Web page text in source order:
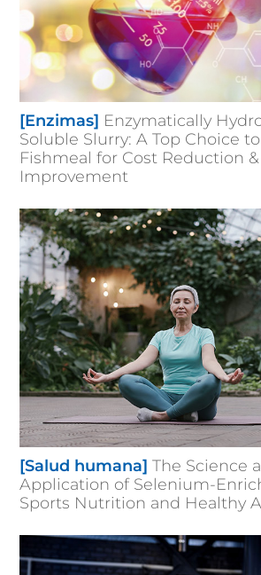
[Enzimas] Enzymatically
Soluble Slurry: A Top Choice
Fishmeal for Cost Reduction
Improvement
[Salud humana] The Science
Application of Selenium-
Sports Nutrition and Healthy